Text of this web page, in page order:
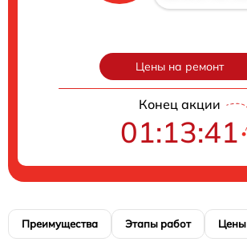
Цены на ремонт
Конец акции
01:13:40
Преимущества Этапы работ Цены